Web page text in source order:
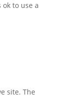
to use a
site. The